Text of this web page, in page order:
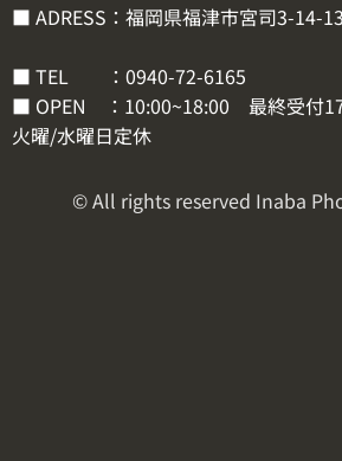
■ ADRESS：福岡県福津市宮司3-14-13
■ TEL ： 0940-72-6165
■ OPEN ：10:00~18:00 最終受付
火曜/水曜日定休
© All rights reserved Inaba